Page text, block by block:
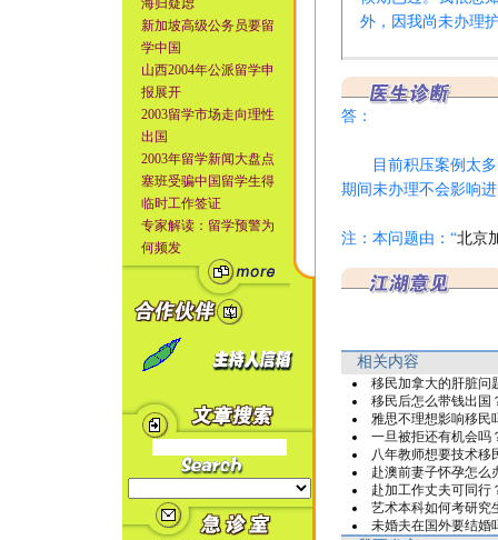
海归疑虑
新加坡高级公务员要留
学中国
山西2004年公派留学申
报展开
2003留学市场走向理性
出国
2003年留学新闻大盘点
塞班受骗中国留学生得
临时工作签证
专家解读：留学预警为
何频发
外，因我尚未办理
答：
目前积压案例太多
期间未办理不会影响
注：本问题由： “北京
相关内容
移民加拿大的肝脏问
移民后怎么带钱出国
雅思不理想影响移民
一旦被拒还有机会吗
八年教师想要技术移
赴澳前妻子怀孕怎么
赴加工作丈夫可同行
艺术本科如何考研究
未婚夫在国外要结婚